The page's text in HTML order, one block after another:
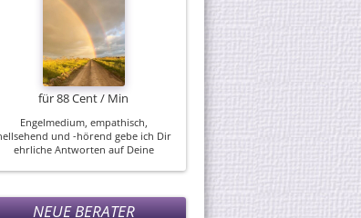
für 88 Cent / Min
Engelmedium, empathisch,
hellsehend und -hörend gebe ich Dir
ehrliche Antworten auf Deine
Fragen. Unterstützend nehme ich
Orakel-/ Tarotkarten, den Tensor zu
Hilfe und unterstütze Dich...
NEUE BERATER